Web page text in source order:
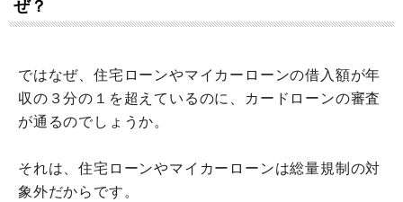
ぜ？
ではなぜ、住宅ローンやマイカーローンの借入額が年
収の３分の１を超えているのに、カードローンの審査
が通るのでしょうか。
それは、住宅ローンやマイカーローンは総量規制の対
象外だからです。